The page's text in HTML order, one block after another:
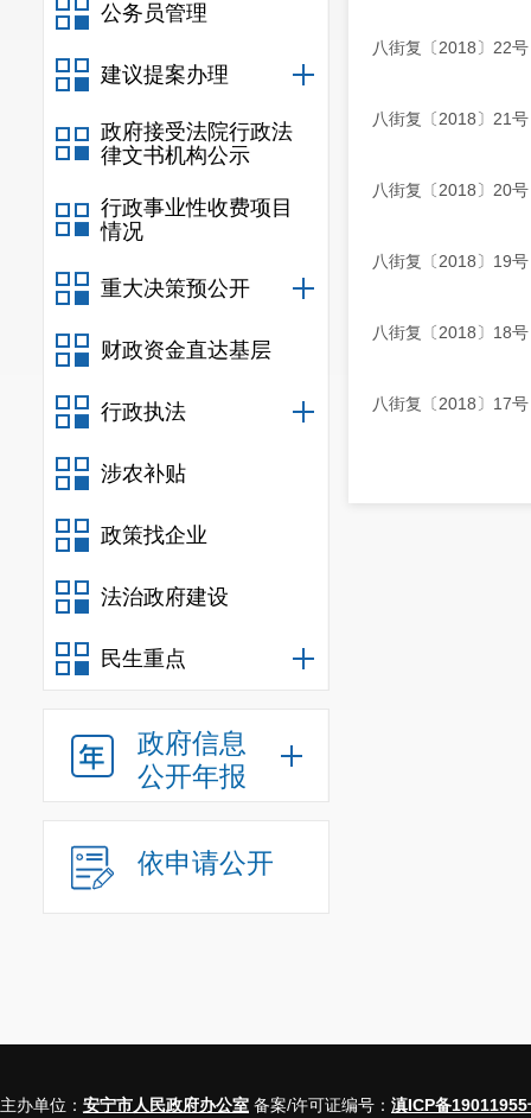
公务员管理
建议提案办理
政府接受法院行政法
律文书机构公示
行政事业性收费项目
情况
重大决策预公开
财政资金直达基层
行政执法
涉农补贴
政策找企业
法治政府建设
民生重点
政府信息
公开年报
依申请公开
八街复〔2018〕22
八街复〔2018〕21
八街复〔2018〕20
八街复〔2018〕19
八街复〔2018〕18
八街复〔2018〕17
主办单位： 安宁市人民政府办公室 备案/许可证编号： 滇ICP备